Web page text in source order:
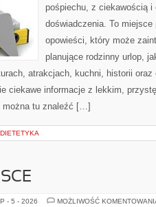
pośpiechu, z ciekawością i
doświadczenia. To miejsce
opowieści, który może
planujące rodzinny urlop,
atrakcjach, kuchni, historii
ciekawe informacje z lekkim,
można tu znaleźć […]
- 5 - 2026 MOŻLIWOŚĆ